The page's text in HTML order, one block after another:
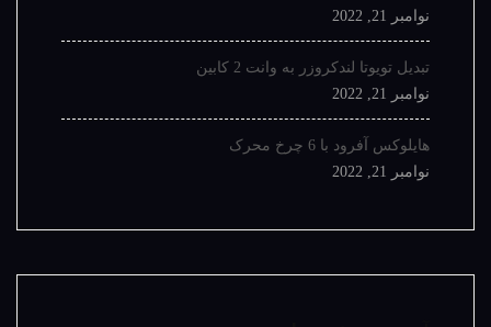
نوامبر 21, 2022
تبدیل تویوتا لندکروزر به وانت 2 کابین
نوامبر 21, 2022
هایلوکس آفرود با 6 چرخ محرک
نوامبر 21, 2022